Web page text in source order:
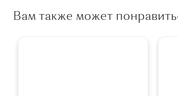
Вам также может